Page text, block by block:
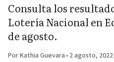
Consulta los
Lotería Nacional en
de agosto.
Por Kathia Guevara • 2 agosto, 2022